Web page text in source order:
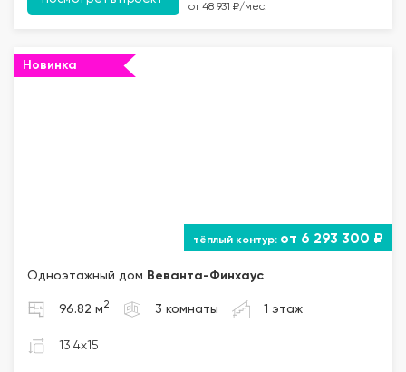
от 48 931 ₽/мес.
Новинка
от 6 293 300 ₽
Одноэтажный дом Веванта-Финхаус
96.82 м 2 3 комнаты 1 этаж
13.4x15